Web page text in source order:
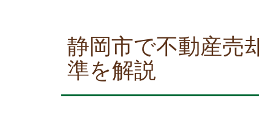
動
産
ー
静岡市で不動産売
準を解説